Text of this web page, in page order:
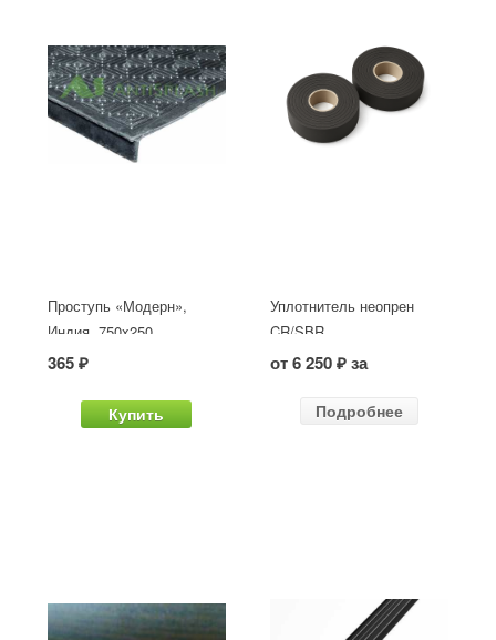
Проступь «Модерн»,
Индия, 750x250
365 ₽
Купить
Уплотнитель неопрен
CR/SBR
от 6 250 ₽ за
Подробнее